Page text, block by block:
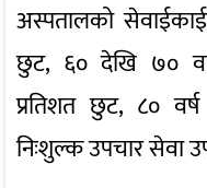
अस्पतालको
छुट, ६० देखि ७०
प्रतिशत छुट, ८०
निःशुल्क उपचार सेवा